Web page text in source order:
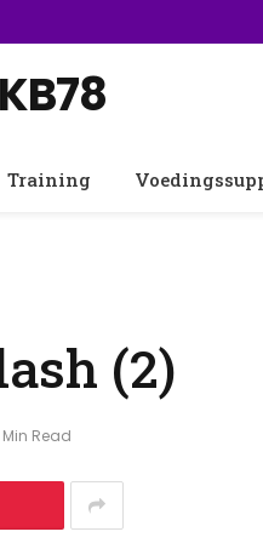
KB78
Training
(2)
Min Read